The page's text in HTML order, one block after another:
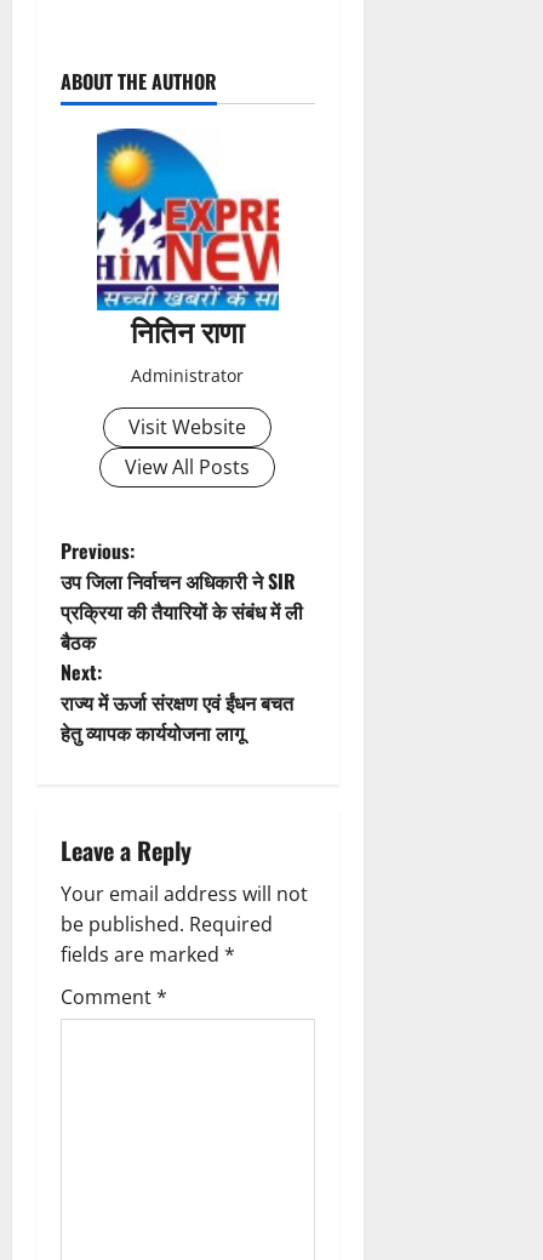
o
t
i
o
n
ABOUT THE AUTHOR
नितिन राणा
Administrator
Visit Website
View All Posts
P
o
s
t
n
v
i
g
a
Previous:
उप जिला निर्वाचन अधिकारी ने SIR
प्रक्रिया की तैयारियों के संबंध में ली
बैठक
Next:
राज्य में ऊर्जा संरक्षण एवं ईंधन बचत
हेतु व्यापक कार्ययोजना लागू
Leave a Reply
Your email address will not
be published. Required
fields are marked *
Comment*